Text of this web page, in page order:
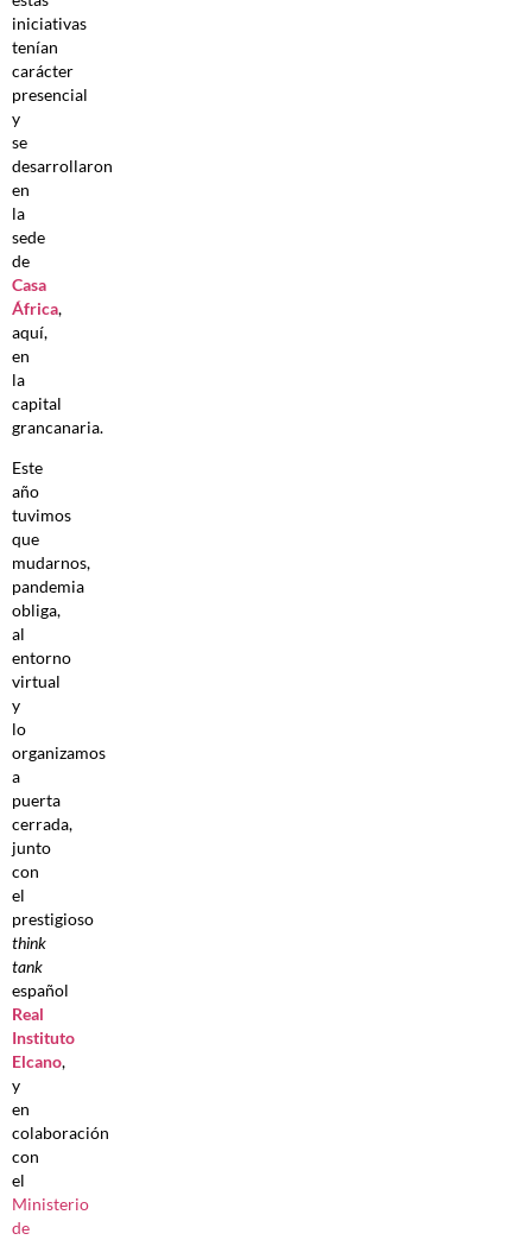
iniciativas
tenían
carácter
presencial
y
se
desarrollaron
en
la
sede
de
Casa
África,
aquí,
en
la
capital
grancanaria.
Este
año
tuvimos
que
mudarnos,
pandemia
obliga,
al
entorno
virtual
y
lo
organizamos
a
puerta
cerrada,
junto
con
el
prestigioso
think
tank
español
Real
Instituto
Elcano,
y
en
colaboración
con
el
Ministerio
de